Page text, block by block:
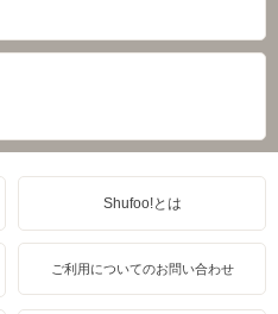
Shufoo!とは
ご利用についてのお問い合わせ